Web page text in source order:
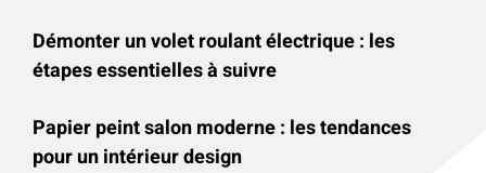
Démonter un volet roulant électrique : les
étapes essentielles à suivre
Papier peint salon moderne : les tendances
pour un intérieur design